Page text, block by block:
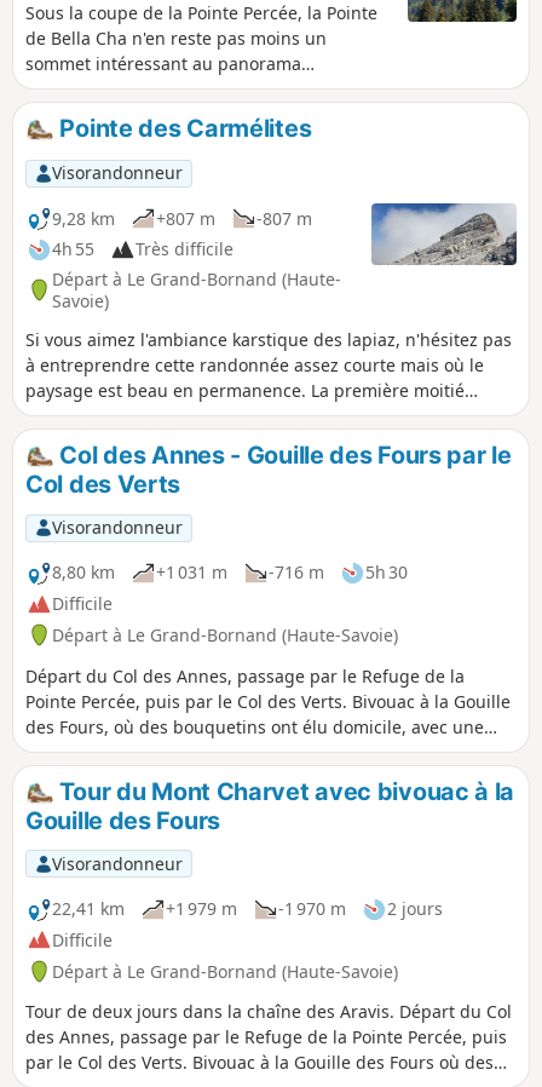
Sous la coupe de la Pointe Percée, la Pointe
de Bella Cha n'en reste pas moins un
sommet intéressant au panorama
magnifique et bien loin des foules de sa
grande sœur. Un sentier d'accès facile puis
des pentes herbeuses raides mènent à la
base d'un énorme lapiaz très ludique par
endroit et qui conduit jusqu'aux dernières
pentes.Bien lire le descriptif avant se
s'engager sur cette randonnée
montagnarde.
Pointe des Carmélites
Visorandonneur
9,28 km
+807 m
-807 m
4h 55
Très difficile
Départ à Le Grand-Bornand (Haute-
Savoie)
Si vous aimez l'ambiance karstique des lapiaz, n'hésitez pas
à entreprendre cette randonnée assez courte mais où le
paysage est beau en permanence. La première moitié
utilise des chemins mais la suivante est hors sentier. Il faut
bien choisir son itinéraire et ne pas craindre les cailloux. Du
coup, il faut plus de temps que le dénivelé ne le laisse
imaginer (3h de montée). Cet itinéraire est fortement
déconseillé en cas d'absence de visibilité, surtout pour la
partie hors-sentier.
Col des Annes - Gouille des Fours par le
Col des Verts
Visorandonneur
8,80 km
+1 031 m -716 m
5h 30
Difficile
Départ à Le Grand-Bornand (Haute-Savoie)
Départ du Col des Annes, passage par le Refuge de la
Pointe Percée, puis par le Col des Verts. Bivouac à la Gouille
des Fours, où des bouquetins ont élu domicile, avec une
magnifique vue sur le Mont Blanc.
Tour du Mont Charvet avec bivouac à la
Gouille des Fours
Visorandonneur
22,41 km
+1 979 m -1 970 m
2 jours
Difficile
Départ à Le Grand-Bornand (Haute-Savoie)
Tour de deux jours dans la chaîne des Aravis. Départ du Col
des Annes, passage par le Refuge de la Pointe Percée, puis
par le Col des Verts. Bivouac à la Gouille des Fours où des